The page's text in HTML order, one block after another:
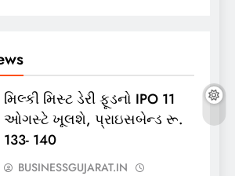
મિલ્કી મિસ્ટ ડેરી ફૂડનો IPO 11
ઓગસ્ટે ખૂલશે, પ્રાઇસબેન્ડ રૂ.
133- 140
BUSINESSGUJARAT.IN